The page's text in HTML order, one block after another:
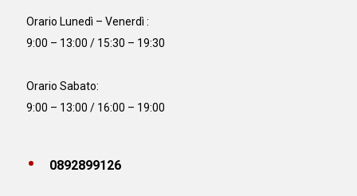
Orario Lunedì – Venerdì :
9:00 – 13:00 / 15:30 – 19:30
Orario Sabato:
9:00 – 13:00 / 16:00 – 19:00
0892899126